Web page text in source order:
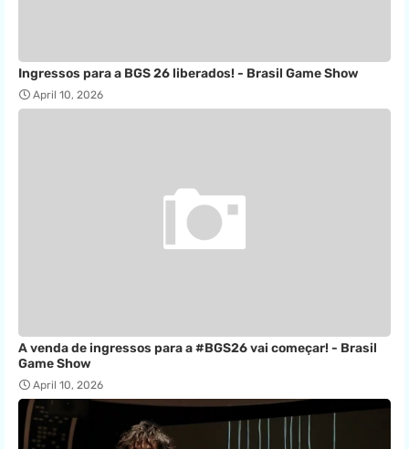
Ingressos para a BGS 26 liberados! - Brasil Game Show
April 10, 2026
A venda de ingressos para a #BGS26 vai começar! - Brasil
Game Show
April 10, 2026